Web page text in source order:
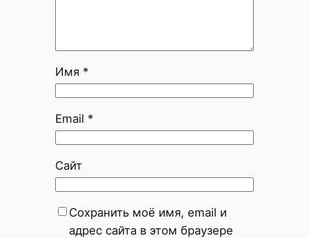
Имя *
Email *
Сайт
Сохранить моё имя, email и
адрес сайта в этом браузере